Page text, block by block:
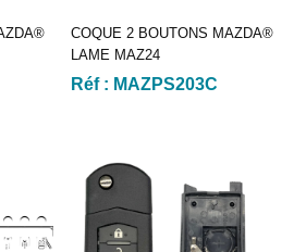
COQUE 2 BOUTONS MAZDA®
LAME MAZ24
Réf : MAZPS203C